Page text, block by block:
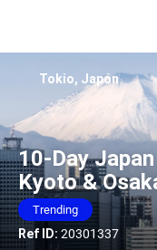
10-Day
Kyoto &
Trending
Ref ID: 20301337
Tokio, Japón